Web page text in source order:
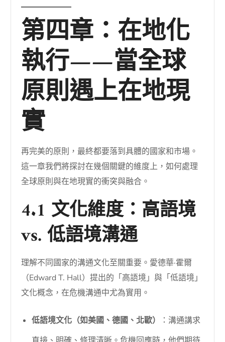
第四章：在地化
執行——當全球
原則遇上在地現
實
再完美的原則，最終都要落到具體的國家和市場。
這一章我們將探討在幾個關鍵的維度上，如何處理
全球原則與在地現實的衝突與融合。
4.1 文化維度：高語境
vs. 低語境溝通
理解不同國家的溝通文化至關重要。愛德華·霍爾
（Edward T. Hall）提出的「高語境」與「低語境」
文化概念，在危機溝通中尤為實用。
低語境文化（如美國、德國、北歐）
：溝通講求